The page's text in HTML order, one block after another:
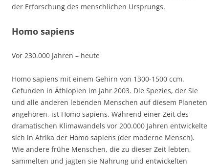
der Erforschung des menschlichen Ursprungs.
Homo sapiens
Vor 230.000 Jahren – heute
Homo sapiens mit einem Gehirn von 1300-1500 ccm.
Gefunden in Äthiopien im Jahr 2003. Die Spezies, der Sie
und alle anderen lebenden Menschen auf diesem Planeten
angehören, ist Homo sapiens. Während einer Zeit des
dramatischen Klimawandels vor 200.000 Jahren entwickelte
sich in Afrika der Homo sapiens (der moderne Mensch).
Wie andere frühe Menschen, die zu dieser Zeit lebten,
sammelten und jagten sie Nahrung und entwickelten